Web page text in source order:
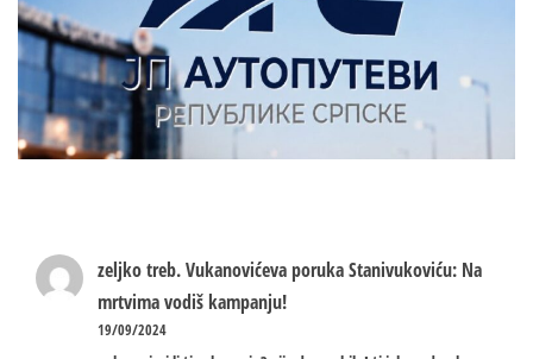
zeljko treb.Vukanovićeva poruka Stanivukoviću: Na
mrtvima vodiš kampanju!
19/09/2024